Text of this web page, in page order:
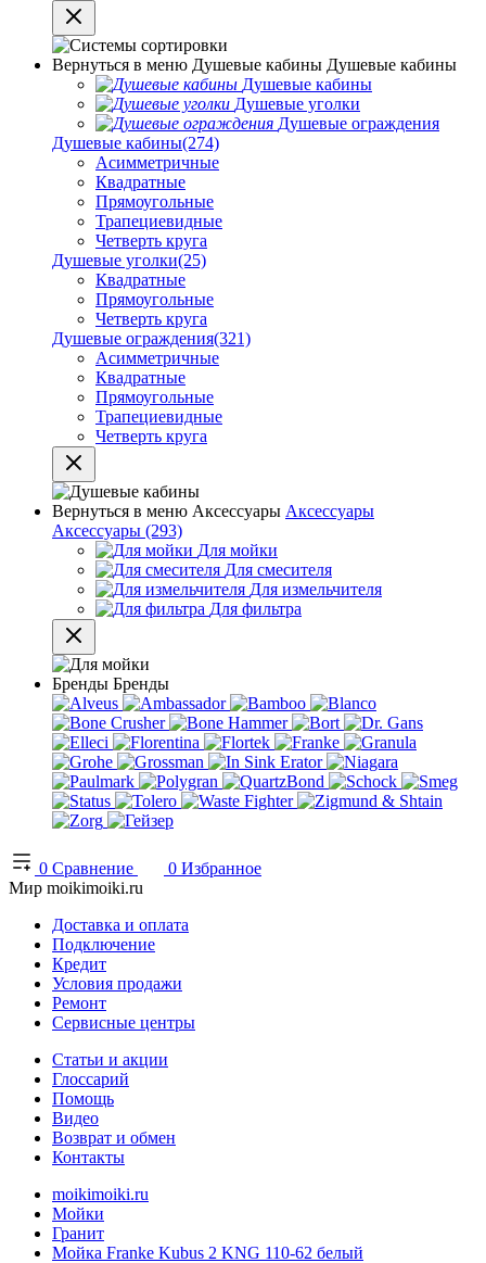
Вернуться в меню Душевые кабины Душевые кабины
Душевые кабины
Душевые уголки
Душевые ограждения
Душевые кабины(274)
Асимметричные
Квадратные
Прямоугольные
Трапециевидные
Четверть круга
Душевые уголки(25)
Квадратные
Прямоугольные
Четверть круга
Душевые ограждения(321)
Асимметричные
Квадратные
Прямоугольные
Трапециевидные
Четверть круга
Вернуться в меню Аксессуары Аксессуары
Аксессуары (293)
Для мойки
Для смесителя
Для измельчителя
Для фильтра
Бренды Бренды
0 Сравнение 0 Избранное
Мир moikimoiki.ru
Доставка и оплата
Подключение
Кредит
Условия продажи
Ремонт
Сервисные центры
Статьи и акции
Глоссарий
Помощь
Видео
Возврат и обмен
Контакты
moikimoiki.ru
Мойки
Гранит
Мойка Franke Kubus 2 KNG 110-62 белый